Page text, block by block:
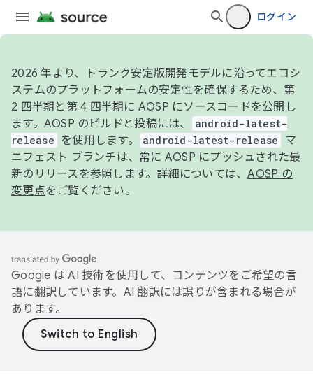
ログイン
2026 年より、トランク安定版開発モデルに沿ってエコシ
ステムのプラットフォームの安定性を確保するため、第
2 四半期と第 4 四半期に AOSP にソースコードを公開し
ます。AOSP のビルドと投稿には、
android-latest-
release
を使用します。 android-latest-release
マ
ニフェスト ブランチは、常に AOSP にプッシュされた最
新のリリースを参照します。詳細については、AOSP の
変更点をご覧ください。
Google は AI 技術を使用して、コンテンツをご希望の言
語に翻訳しています。AI 翻訳には誤りが含まれる場合が
あります。